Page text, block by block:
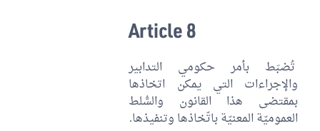
Article 8
تُضبَط بأمر حكومي التدابير
والإجراءات التي يمكن اتخاذها
بمقتضى هذا القانون والسُّلط
العموميّة المعنيّة باتّخاذها وتنفيذها.